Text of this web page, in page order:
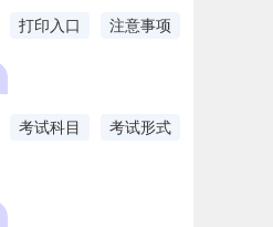
打印入口 注意事项
考试科目 考试形式